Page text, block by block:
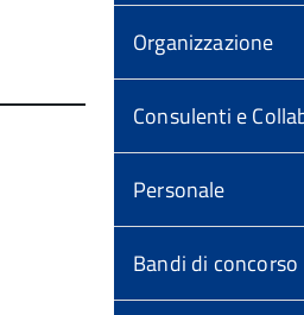
Organizzazione
Consulenti e
Personale
Bandi di concorso